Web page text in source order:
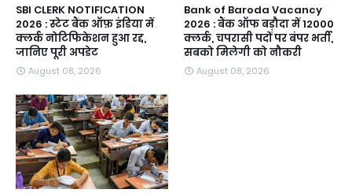
SBI CLERK NOTIFICATION
2026 : स्टेट बैंक ऑफ़ इंडिया में
क्लर्क नोटिफिकेशन हुआ रद्द,
जानिए पूरी अपडेट
August 08, 2026
Bank of Baroda Vacancy
2026 : बैंक ऑफ बड़ौदा में 12000
क्लर्क, चपरासी पदों पर बंपर भर्ती,
सबको मिलेगी को नौकरी
August 08, 2026